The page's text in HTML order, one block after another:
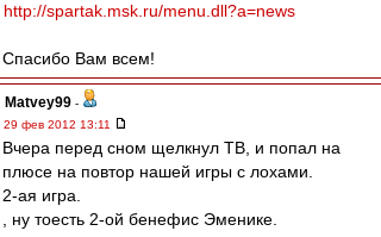
http://spartak.msk.ru/menu.dll?a=news
Спасибо Вам всем!
Matvey99 -
29 фев 2012 13:11
Вчера перед сном щелкнул ТВ, и попал на
плюсе на повтор нашей игры с лохами.
2-ая игра.
, ну тоесть 2-ой бенефис Эменике.